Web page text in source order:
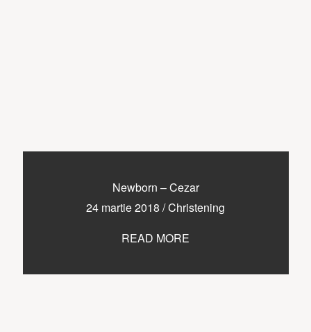
Newborn – Cezar
24 martie 2018 /Christening
READ MORE